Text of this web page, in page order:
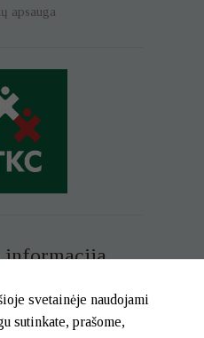
apsauga
informacija
699 73 229
21 02 83
svetainėje naudojami
sutinkate, prašome,